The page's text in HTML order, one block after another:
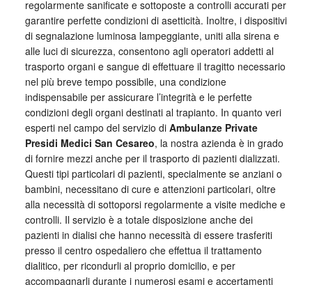
regolarmente sanificate e sottoposte a controlli accurati per
garantire perfette condizioni di asetticità. Inoltre, i dispositivi
di segnalazione luminosa lampeggiante, uniti alla sirena e
alle luci di sicurezza, consentono agli operatori addetti al
trasporto organi e sangue di effettuare il tragitto necessario
nel più breve tempo possibile, una condizione
indispensabile per assicurare l’integrità e le perfette
condizioni degli organi destinati al trapianto. In quanto veri
esperti nel campo del servizio di Ambulanze Private
Presidi Medici San Cesareo, la nostra azienda è in grado
di fornire mezzi anche per il trasporto di pazienti dializzati.
Questi tipi particolari di pazienti, specialmente se anziani o
bambini, necessitano di cure e attenzioni particolari, oltre
alla necessità di sottoporsi regolarmente a visite mediche e
controlli. Il servizio è a totale disposizione anche dei
pazienti in dialisi che hanno necessità di essere trasferiti
presso il centro ospedaliero che effettua il trattamento
dialitico, per ricondurli al proprio domicilio, e per
accompagnarli durante i numerosi esami e accertamenti